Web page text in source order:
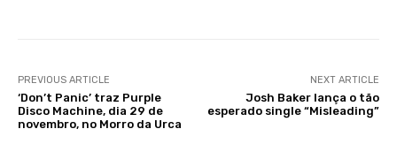
PREVIOUS ARTICLE
‘Don’t Panic’ traz Purple
Disco Machine, dia 29 de
novembro, no Morro da Urca
NEXT ARTICLE
Josh Baker lança o tão
esperado single “Misleading”